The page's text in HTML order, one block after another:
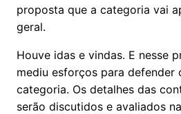
proposta que a categoria vai
geral.
Houve idas e vindas. E nesse
mediu esforços para defender
categoria. Os detalhes das
serão discutidos e avaliados